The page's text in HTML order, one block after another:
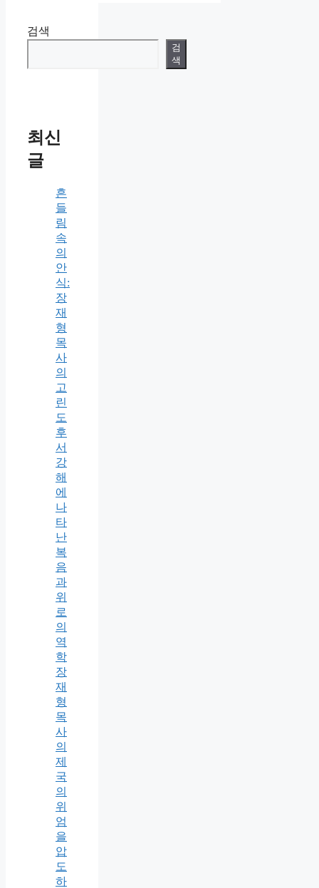
검색
검
색
최신
글
흔
들
림
속
의
안
식:
장
재
형
목
사
의
고
린
도
후
서
강
해
에
나
타
난
복
음
과
위
로
의
역
학
장
재
형
목
사
의
제
국
의
위
엄
을
압
도
하